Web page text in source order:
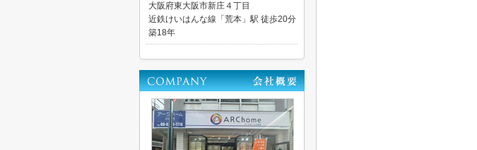
大阪府東大阪市新庄４丁目
近鉄けいはんな線「荒本」駅 徒歩20分
築18年